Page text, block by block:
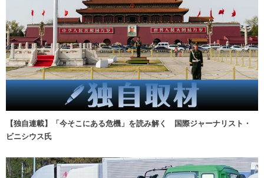
【独自連載】「今そこにある危機」を読み解く 国際ジャーナリスト・
ビニシウス氏